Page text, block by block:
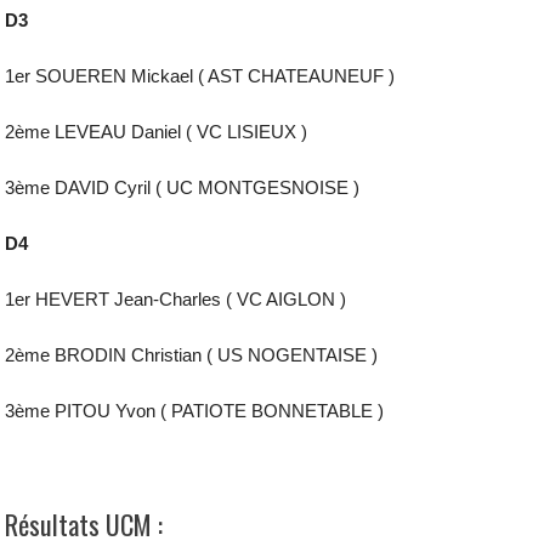
D3
1er SOUEREN Mickael ( AST CHATEAUNEUF )
2ème LEVEAU Daniel ( VC LISIEUX )
3ème DAVID Cyril ( UC MONTGESNOISE )
D4
1er HEVERT Jean-Charles ( VC AIGLON )
2ème BRODIN Christian ( US NOGENTAISE )
3ème PITOU Yvon ( PATIOTE BONNETABLE )
Résultats UCM :